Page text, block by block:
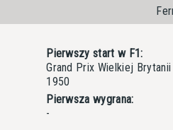
Pierwszy start w F1:
Grand Prix Wielkiej Brytanii
1950
Pierwsza wygrana:
-